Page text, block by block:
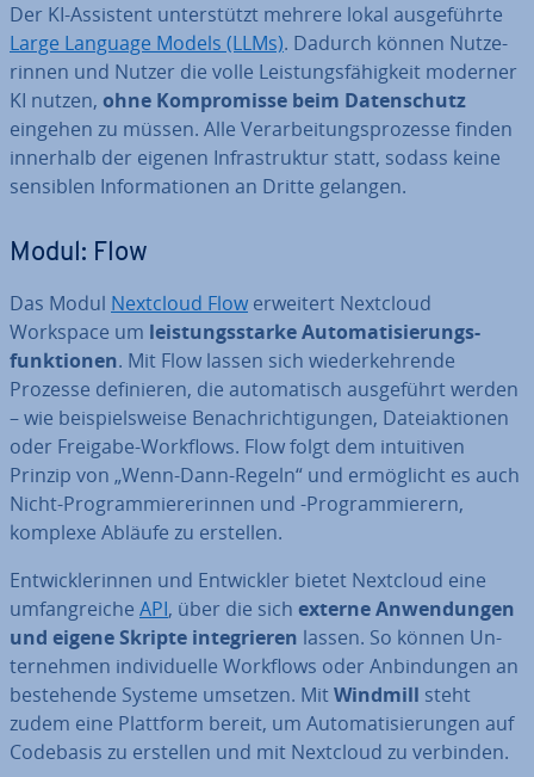
Der KI-Assistent un­ter­stützt mehrere lokal aus­ge­führ­te
Large Language Models (LLMs). Dadurch können Nut­ze­
rin­nen und Nutzer die volle Leis­tungs­fä­hig­keit moderner
KI nutzen, ohne Kom­pro­mis­se beim Da­ten­schutz
eingehen zu müssen. Alle Ver­ar­bei­tungs­pro­zes­se finden
innerhalb der eigenen In­fra­struk­tur statt, sodass keine
sensiblen In­for­ma­tio­nen an Dritte gelangen.
Modul: Flow
Das Modul Nextcloud Flow erweitert Nextcloud
Workspace um leis­tungs­star­ke Au­to­ma­ti­sie­rungs­
funk­tio­nen. Mit Flow lassen sich wie­der­keh­ren­de
Prozesse de­fi­nie­ren, die au­to­ma­tisch aus­ge­führt werden
– wie bei­spiels­wei­se Be­nach­rich­ti­gun­gen, Da­tei­ak­tio­nen
oder Freigabe-Workflows. Flow folgt dem in­tui­ti­ven
Prinzip von „Wenn-Dann-Regeln“ und er­mög­licht es auch
Nicht-Pro­gram­mie­re­rin­nen und -Pro­gram­mie­rern,
komplexe Abläufe zu erstellen.
Ent­wick­le­rin­nen und Ent­wick­ler bietet Nextcloud eine
um­fang­rei­che API, über die sich externe An­wen­dun­gen
und eigene Skripte in­te­grie­ren lassen. So können Un­
ter­neh­men in­di­vi­du­el­le Workflows oder An­bin­dun­gen an
be­stehen­de Systeme umsetzen. MitWindmill steht
zudem eine Plattform bereit, um Au­to­ma­ti­sie­run­gen auf
Codebasis zu erstellen und mit Nextcloud zu verbinden.